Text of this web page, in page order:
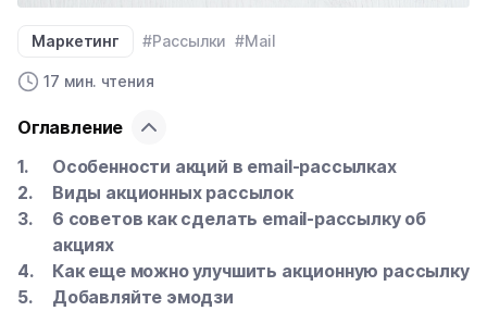
Маркетинг #Рассылки #Mail
17 мин. чтения
Оглавление
Особенности акций в email-рассылках
Виды акционных рассылок
6 советов как сделать email-рассылку об
акциях
Как еще можно улучшить акционную рассылку
Добавляйте эмодзи